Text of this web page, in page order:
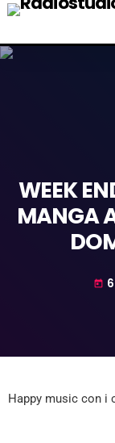
WEEK
MANGA
today
Happy music con i